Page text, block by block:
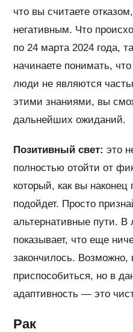
что вы считаете
негативным. Что
по 24 марта 2024 года,
начинаете понимать,
люди не являются
этими знаниями, вы
дальнейших ожиданий.
Позитивный свет: это
полностью отойти от
который, как вы
подойдет. Просто
альтернативные пути. В
показывает, что еще
закончилось. Возможно,
приспособиться, но в
адаптивность — это
Рак